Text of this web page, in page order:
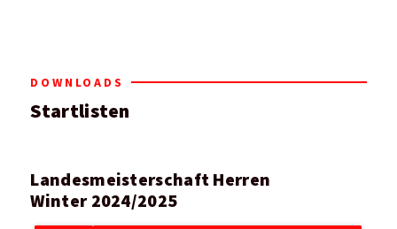
DOWNLOADS
Startlisten
Landesmeisterschaft Herren
Winter 2024/2025